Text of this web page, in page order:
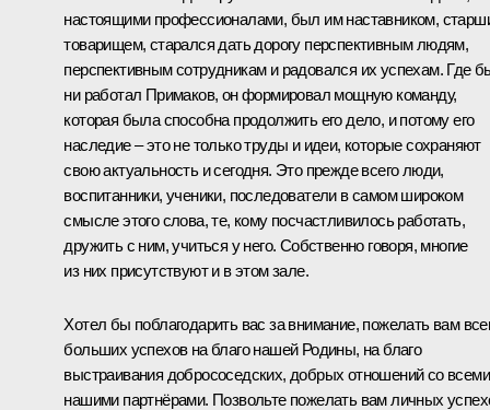
настоящими профессионалами, был им наставником,
товарищем, старался дать дорогу перспективным людям,
перспективным сотрудникам и радовался их успехам. Где
ни работал Примаков, он формировал мощную команду,
которая была способна продолжить его дело, и потому его
наследие – это не только труды и идеи, которые сохраняют
свою актуальность и сегодня. Это прежде всего люди,
воспитанники, ученики, последователи в самом широком
смысле этого слова, те, кому посчастливилось работать,
дружить с ним, учиться у него. Собственно говоря, многие
из них присутствуют и в этом зале.
Хотел бы поблагодарить вас за внимание, пожелать вам
больших успехов на благо нашей Родины, на благо
выстраивания добрососедских, добрых отношений со всеми
нашими партнёрами. Позвольте пожелать вам личных